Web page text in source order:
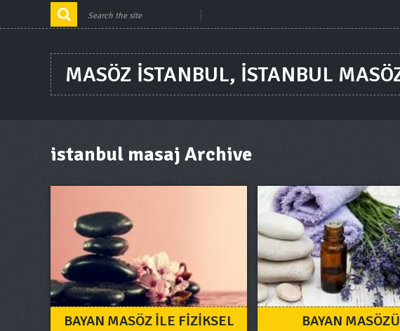
MASÖZ ISTANBUL, ISTANBUL
istanbul masaj Archive
BAYAN MASÖZ İLE FIZIKSEL
BAYAN